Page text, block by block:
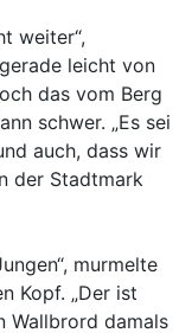
weiter“,
leicht von
das vom Berg
schwer. „Es sei
auch, dass wir
der Stadtmark
murmelte
Kopf. „Der ist
Wallbrord damals